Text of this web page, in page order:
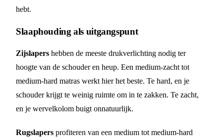
hebt.
Slaaphouding als uitgangspunt
Zijslapers hebben de meeste drukverlichting nodig ter
hoogte van de schouder en heup. Een medium-zacht tot
medium-hard matras werkt hier het beste. Te hard, en je
schouder krijgt te weinig ruimte om in te zakken. Te zacht,
en je wervelkolom buigt onnatuurlijk.
Rugslapers profiteren van een medium tot medium-hard